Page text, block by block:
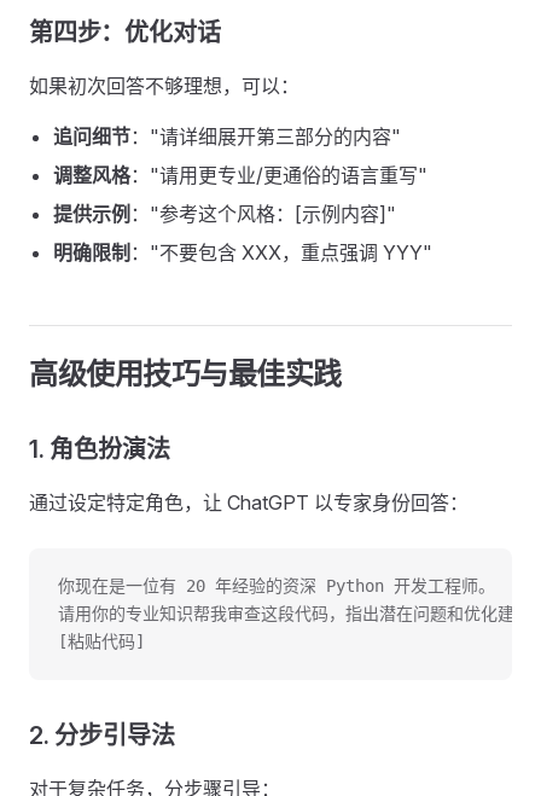
第四步：优化对话
如果初次回答不够理想，可以：
追问细节："请详细展开第三部分的内容"
调整风格："请用更专业/更通俗的语言重写"
提供示例 ："参考这个风格：[示例内容]"
明确限制 ："不要包含 XXX，重点强调 YYY"
高级使用技巧与最佳实践
1. 角色扮演法
通过设定特定角色，让 ChatGPT 以专家身份回答：
你现在是一位有 20 年经验的资深 Python 开发工程师。
请用你的专业知识帮我审查这段代码，指出潜在问题和优化建议
[粘贴代码]
2. 分步引导法
对于复杂任务，分步骤引导：